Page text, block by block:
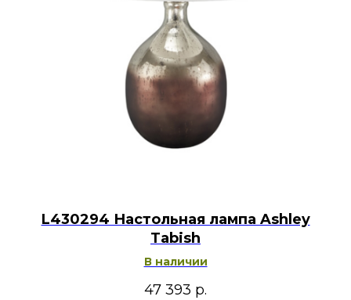
L430294 Настольная лампа Ashley
Tabish
В наличии
47 393 р.